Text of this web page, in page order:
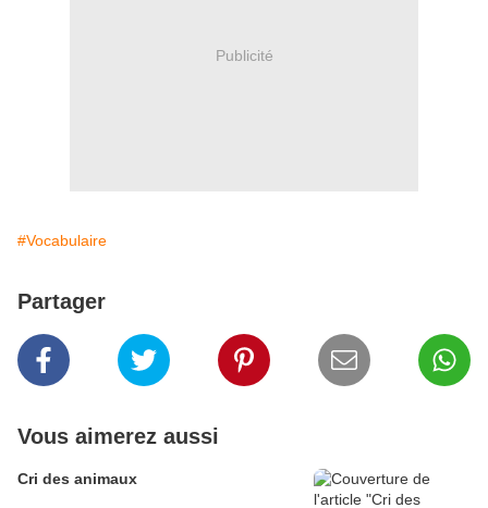
Publicité
#Vocabulaire
Partager
Vous aimerez aussi
Cri des animaux